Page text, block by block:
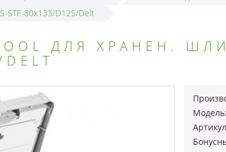
STF-80x133/D125/Delt
ДЛЯ ХРАНЕН.
Модель: